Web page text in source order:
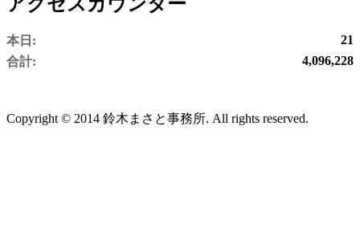
本日:
21
合計:
4,096,228
Copyright © 2014 鈴木まさと事務所. All rights reserved.